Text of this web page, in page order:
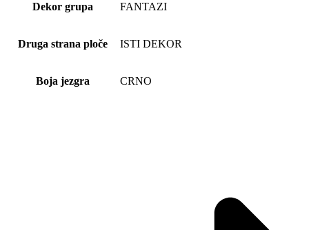
Dekor grupa FANTAZI
Druga strana ploče ISTI DEKOR
Boja jezgra CRNO